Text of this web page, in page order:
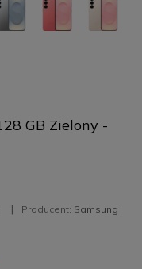
GB Zielony -
Producent: Samsung